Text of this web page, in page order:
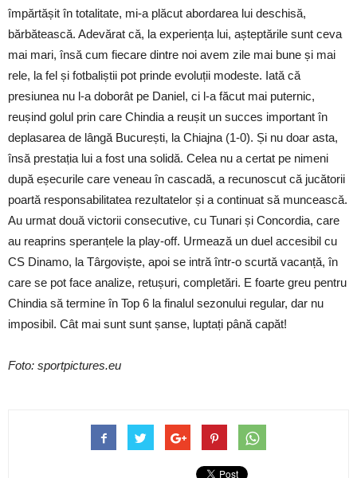
împărtășit în totalitate, mi-a plăcut abordarea lui deschisă,
bărbătească. Adevărat că, la experiența lui, așteptările sunt ceva
mai mari, însă cum fiecare dintre noi avem zile mai bune și mai
rele, la fel și fotbaliștii pot prinde evoluții modeste. Iată că
presiunea nu l-a doborât pe Daniel, ci l-a făcut mai puternic,
reușind golul prin care Chindia a reușit un succes important în
deplasarea de lângă București, la Chiajna (1-0). Și nu doar asta,
însă prestația lui a fost una solidă. Celea nu a certat pe nimeni
după eșecurile care veneau în cascadă, a recunoscut că jucătorii
poartă responsabilitatea rezultatelor și a continuat să muncească.
Au urmat două victorii consecutive, cu Tunari și Concordia, care
au reaprins speranțele la play-off. Urmează un duel accesibil cu
CS Dinamo, la Târgoviște, apoi se intră într-o scurtă vacanță, în
care se pot face analize, retușuri, completări. E foarte greu pentru
Chindia să termine în Top 6 la finalul sezonului regular, dar nu
imposibil. Cât mai sunt sunt șanse, luptați până capăt!
Foto: sportpictures.eu